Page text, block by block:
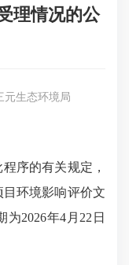
理情况的公
元生态环境局
序的有关规定，
目环境影响评价文
2026年4月22日